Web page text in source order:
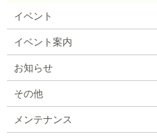
イベント
イベント案内
お知らせ
その他
メンテナンス